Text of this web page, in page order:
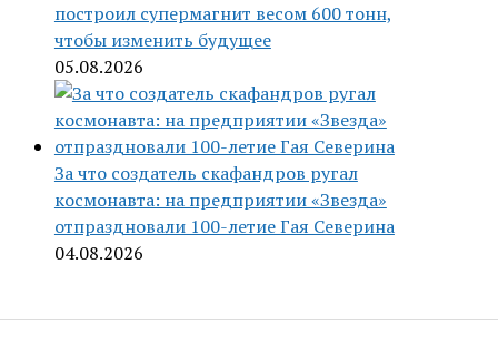
построил супермагнит весом 600 тонн,
чтобы изменить будущее
05.08.2026
За что создатель скафандров ругал
космонавта: на предприятии «Звезда»
отпраздновали 100-летие Гая Северина
04.08.2026